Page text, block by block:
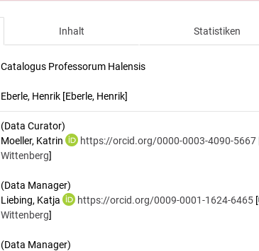
Inhalt Statistiken
Catalogus Professorum Halensis
Eberle, Henrik [Eberle, Henrik]
(Data Curator)
Moeller, Katrin
https://orcid.org/0000-0003-4090-5667
Wittenberg]
(Data Manager)
Liebing, Katja
https://orcid.org/0009-0001-1624-6465 [
Wittenberg]
(Data Manager)